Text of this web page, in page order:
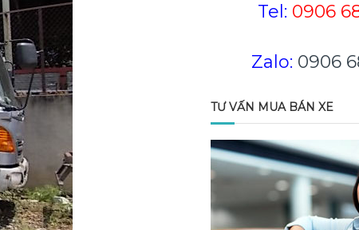
Tel: 0906
Zalo: 0906
TƯ VẤN MUA BÁN XE